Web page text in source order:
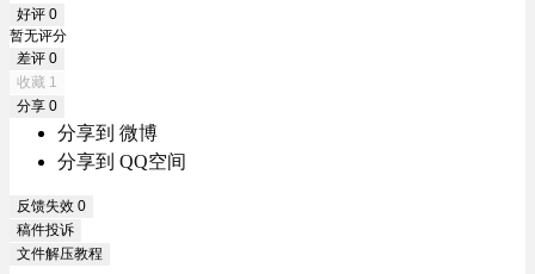
好评 0
暂无评分
差评 0
收藏 1
分享 0
分享到 微博
分享到 QQ空间
反馈失效 0
稿件投诉
文件解压教程